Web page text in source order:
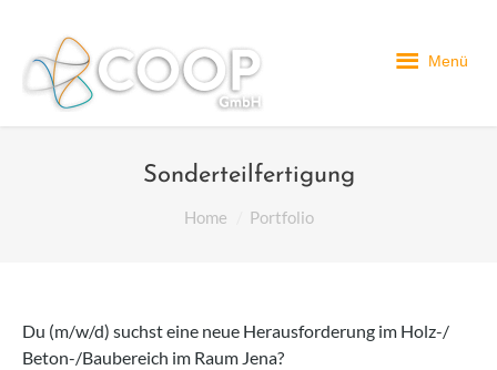
Menü
Sonderteilfertigung
Home Portfolio
Du (m/w/d) suchst eine neue Herausforderung im Holz-/
Beton-/Baubereich im Raum Jena?